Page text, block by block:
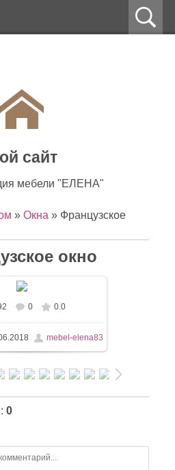
сайт
мебели "ЕЛЕНА"
» Окна » Французское
окно
0 0.0
mebel-elena83
: 0